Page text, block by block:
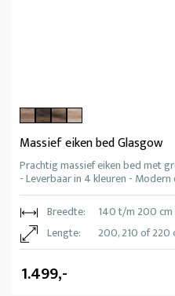
Massief eiken bed Glasgow
Prachtig massief eiken bed met
- Leverbaar in 4 kleuren -
Breedte:
140 t/m 200 cm
Lengte:
200, 210 of 220
1.499,-